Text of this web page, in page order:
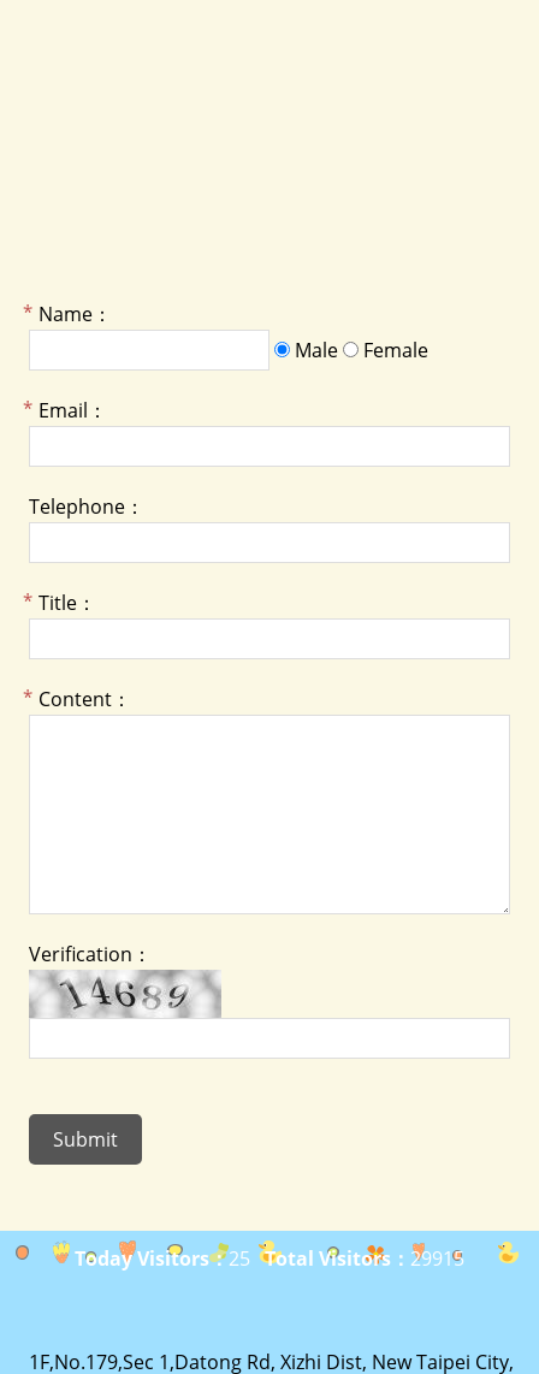
Name：
Male
Female
Email：
Telephone：
Title：
Content：
Verification：
Today Visitors：25Total Visitors： 29915
1F,No.179,Sec 1,Datong Rd, Xizhi Dist, New Taipei City,